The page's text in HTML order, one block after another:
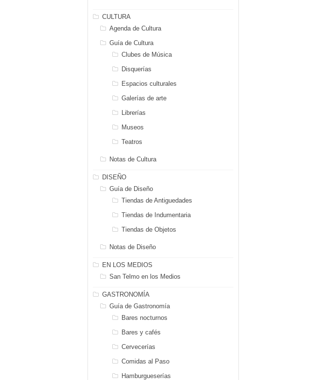
CULTURA
Agenda de Cultura
Guía de Cultura
Clubes de Música
Disquerías
Espacios culturales
Galerías de arte
Librerías
Museos
Teatros
Notas de Cultura
DISEÑO
Guía de Diseño
Tiendas de Antiguedades
Tiendas de Indumentaria
Tiendas de Objetos
Notas de Diseño
EN LOS MEDIOS
San Telmo en los Medios
GASTRONOMÍA
Guía de Gastronomía
Bares nocturnos
Bares y cafés
Cervecerías
Comidas al Paso
Hamburgueserías